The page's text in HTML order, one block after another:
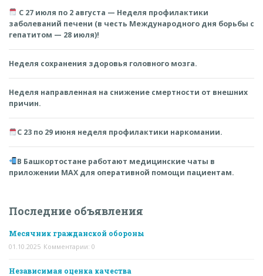
С 27 июля по 2 августа — Неделя профилактики
заболеваний печени (в честь Международного дня борьбы с
гепатитом — 28 июля)!
Неделя сохранения здоровья головного мозга.
Неделя направленная на снижение смертности от внешних
причин.
С 23 по 29 июня неделя профилактики наркомании.
В Башкортостане работают медицинские чаты в
приложении MAX для оперативной помощи пациентам.
Последние объявления
Месячник гражданской обороны
01.10.2025 Комментарии: 0
Независимая оценка качества